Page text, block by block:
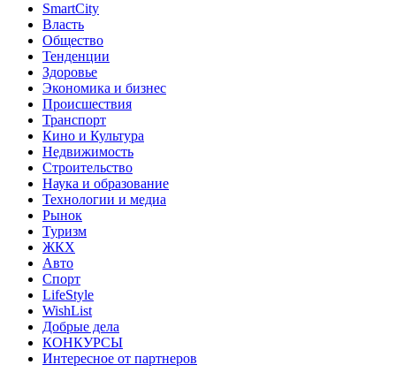
SmartCity
Власть
Общество
Тенденции
Здоровье
Экономика и бизнес
Происшествия
Транспорт
Кино и Культура
Недвижимость
Строительство
Наука и образование
Технологии и медиа
Рынок
Туризм
ЖКХ
Авто
Спорт
LifeStyle
WishList
Добрые дела
КОНКУРСЫ
Интересное от партнеров